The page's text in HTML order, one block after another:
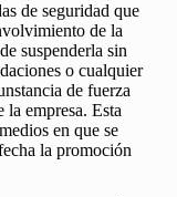
de seguridad que
de la
suspenderla sin
o cualquier
de fuerza
la empresa. Esta
en que se
la promoción